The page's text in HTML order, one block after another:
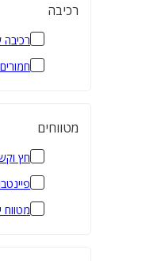
רכיבה
רכיבה
חמורים
מטווחים
חץ
מטווח